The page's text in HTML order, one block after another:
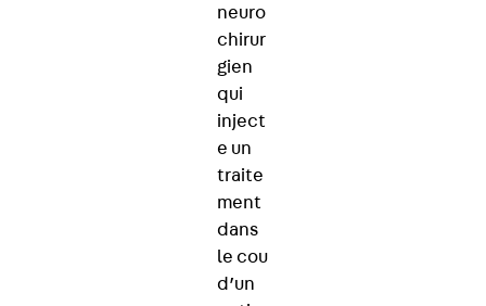
neuro
chirur
gien
qui
inject
e un
traite
ment
dans
le cou
d’un